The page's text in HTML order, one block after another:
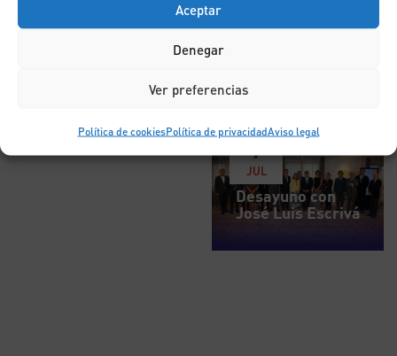
Aceptar
Denegar
Ver preferencias
Política de cookiesPolítica de privacidadAviso legal
7
JUL
Desayuno con
José Luis Escrivá